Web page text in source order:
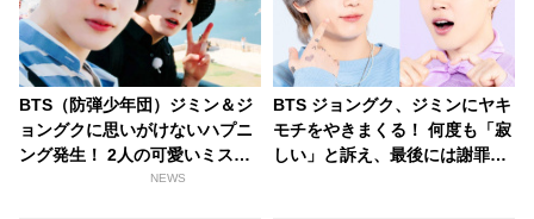
BTS（防弾少年団）ジミン＆ジ
ョングクに思いがけないハプニ
ング発生！ 2人の可愛いミスに
NEWS
BTS ジョングク、ジミンにヤキ
モチをやきまくる！ 何度も「寂
しい」と訴え、最後には謝罪ま